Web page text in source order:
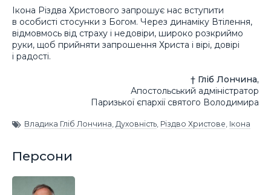
Ікона Різдва Христового запрошує нас вступити
в особисті стосунки з Богом. Через динаміку Втілення,
відмовмось від страху і недовіри, широко розкриймо
руки, щоб прийняти запрошення Христа і вірі, довірі
і радості.
† Гліб Лончина,
Апостольський адміністратор
Паризької єпархії святого Володимира
Владика Гліб Лончина, Духовність, Різдво Христове, Ікона
Персони